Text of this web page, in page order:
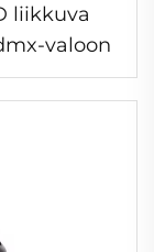
liikkuva
valoon